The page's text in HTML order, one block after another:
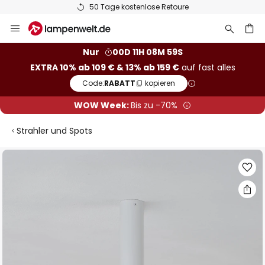
50 Tage kostenlose Retoure
Inhalt
Nur
00D 11H 08M 59S
EXTRA 10% ab 109 € & 13% ab 159 €auf fast alles
Code:RABATT kopieren
WOW Week:Bis zu -70%
Strahler und Spots
Zum